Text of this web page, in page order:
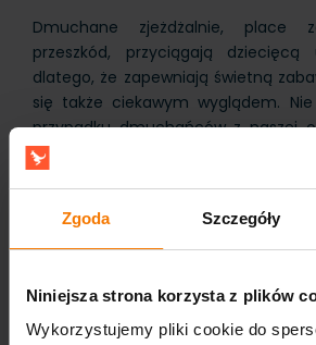
Zgoda Szczegóły
Niniejsza strona korzysta z plików
Wykorzystujemy pliki cookie do
Dmuchane zjeżdżalnie, place
przeszkód, przyciągają
dlatego, że zapewniają świetną
się także ciekawym wyglądem.
przypadku dmuchańców z naszej
(wcześniej GunGan) do
ciekawych motywów
motyw dżungla. To zielono-żółty
sygnalizuje, że czas na prawdziwą
Dmuchańce z serii